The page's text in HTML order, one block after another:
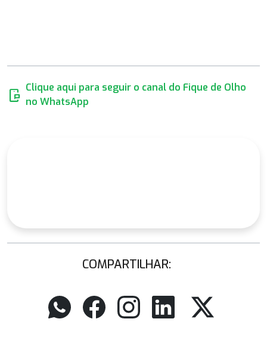
mobile_chat Clique aqui para seguir o canal do Fique de Olho
no WhatsApp
COMPARTILHAR: